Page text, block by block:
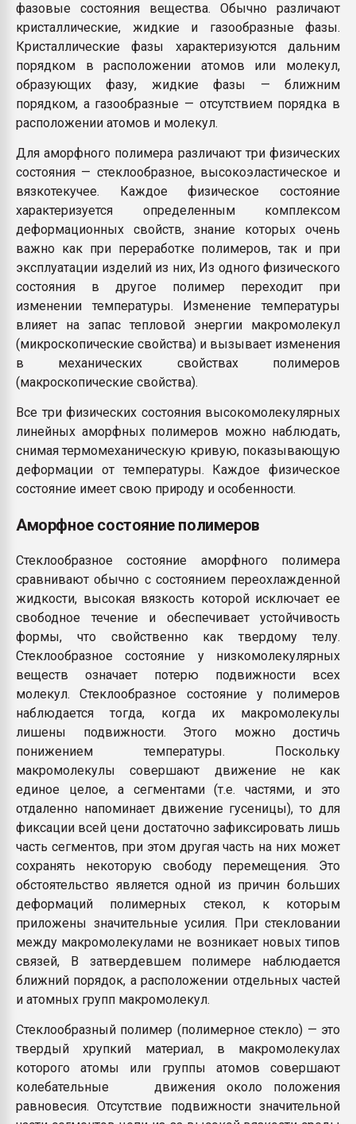
фазовые состояния вещества. Обычно различают
кристаллические, жидкие и газообразные фазы.
Кристаллические фазы характеризуются дальним
порядком в расположении атомов или молекул,
образующих фазу, жидкие фазы — ближним
порядком, а газообразные — отсутствием порядка в
расположении атомов и молекул.
Для аморфного полимера различают три физических
состояния — стеклообразное, высокоэластическое и
вязкотекучее. Каждое физическое состояние
характеризуется определенным комплексом
деформационных свойств, знание которых очень
важно как при переработке полимеров, так и при
эксплуатации изделий из них, Из одного физического
состояния в другое полимер переходит при
изменении температуры. Изменение температуры
влияет на запас тепловой энергии макромолекул
(микроскопические свойства) и вызывает изменения
в механических свойствах полимеров
(макроскопические свойства).
Все три физических состояния высокомолекулярных
линейных аморфных полимеров можно наблюдать,
снимая термомеханическую кривую, показывающую
деформации от температуры. Каждое физическое
состояние имеет свою природу и особенности.
Аморфное состояние полимеров
Стеклообразное состояние аморфного полимера
сравнивают обычно с состоянием переохлажденной
жидкости, высокая вязкость которой исключает ее
свободное течение и обеспечивает устойчивость
формы, что свойственно как твердому телу.
Стеклообразное состояние у низкомолекулярных
веществ означает потерю подвижности всех
молекул. Стеклообразное состояние у полимеров
наблюдается тогда, когда их макромолекулы
лишены подвижности. Этого можно достичь
понижением температуры. Поскольку
макромолекулы совершают движение не как
единое целое, а сегментами (т.е. частями, и это
отдаленно напоминает движение гусеницы), то для
фиксации всей цени достаточно зафиксировать лишь
часть сегментов, при этом другая часть на них может
сохранять некоторую свободу перемещения. Это
обстоятельство является одной из причин больших
деформаций полимерных стекол, к которым
приложены значительные усилия. При стекловании
между макромолекулами не возникает новых типов
связей, В затвердевшем полимере наблюдается
ближний порядок, а расположении отдельных частей
и атомных групп макромолекул.
Стеклообразный полимер (полимерное стекло) — это
твердый хрупкий материал, в макромолекулах
которого атомы или группы атомов совершают
колебательные движения около положения
равновесия. Отсутствие подвижности значительной